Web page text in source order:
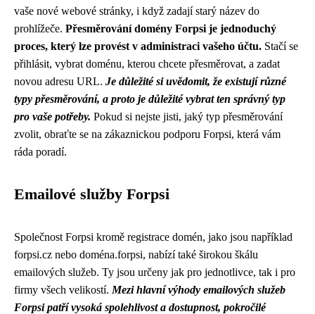
vaše nové webové stránky, i když zadají starý název do
prohlížeče. Přesměrování domény Forpsi je jednoduchý
proces, který lze provést v administraci vašeho účtu. Stačí se
přihlásit, vybrat doménu, kterou chcete přesměrovat, a zadat
novou adresu URL. Je důležité si uvědomit, že existují různé
typy přesměrování, a proto je důležité vybrat ten správný typ
pro vaše potřeby. Pokud si nejste jisti, jaký typ přesměrování
zvolit, obraťte se na zákaznickou podporu Forpsi, která vám
ráda poradí.
Emailové služby Forpsi
Společnost Forpsi kromě registrace domén, jako jsou například
forpsi.cz nebo doména.forpsi, nabízí také širokou škálu
emailových služeb. Ty jsou určeny jak pro jednotlivce, tak i pro
firmy všech velikostí. Mezi hlavní výhody emailových služeb
Forpsi patří vysoká spolehlivost a dostupnost, pokročilé